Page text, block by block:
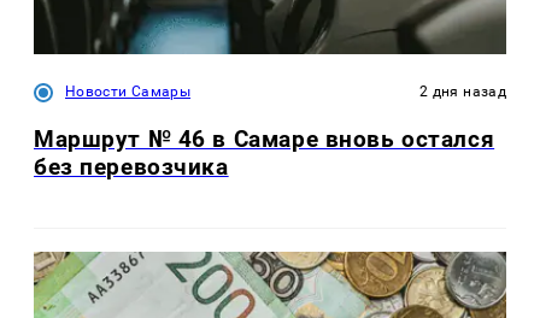
Новости Самары 2 дня назад
Маршрут № 46 в Самаре вновь остался
без перевозчика